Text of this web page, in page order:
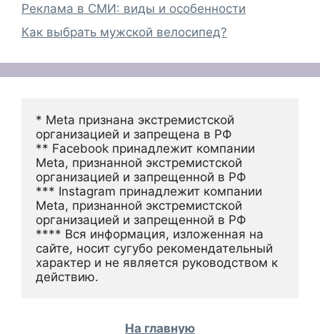
Реклама в СМИ: виды и особенности
Как выбрать мужской велосипед?
* Meta признана экстремистской
организацией и запрещена в РФ
** Facebook принадлежит компании
Meta, признанной экстремистской
организацией и запрещенной в РФ
*** Instagram принадлежит компании
Meta, признанной экстремистской
организацией и запрещенной в РФ
**** Вся информация, изложенная на
сайте, носит сугубо рекомендательный
характер и не является руководством к
действию.
На главную